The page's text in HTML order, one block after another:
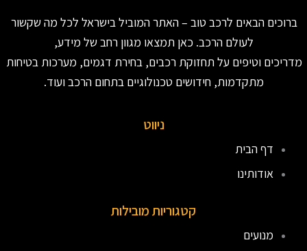
ברוכים הבאים לרכב טוב – האתר המוביל בישראל לכל מה שקשור
לעולם הרכב. כאן תמצאו מגוון רחב של מידע,
מדריכים וטיפים על תחזוקת רכבים, בחירת דגמים, מערכות בטיחות
מתקדמות, חידושים טכנולוגיים בתחום הרכב ועוד.
ניווט
דף הבית
אודותינו
קטגוריות מובילות
מנועים